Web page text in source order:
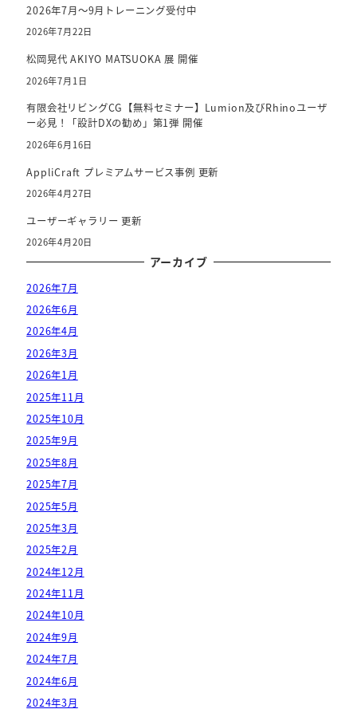
2026年7月～9月トレーニング受付中
2026年7月22日
松岡晃代 AKIYO MATSUOKA 展 開催
2026年7月1日
有限会社リビングCG【無料セミナー】Lumion及びRhinoユーザ
ー必見！「設計DXの勧め」第1弾 開催
2026年6月16日
AppliCraft プレミアムサービス事例 更新
2026年4月27日
ユーザーギャラリー 更新
2026年4月20日
アーカイブ
2026年7月
2026年6月
2026年4月
2026年3月
2026年1月
2025年11月
2025年10月
2025年9月
2025年8月
2025年7月
2025年5月
2025年3月
2025年2月
2024年12月
2024年11月
2024年10月
2024年9月
2024年7月
2024年6月
2024年3月